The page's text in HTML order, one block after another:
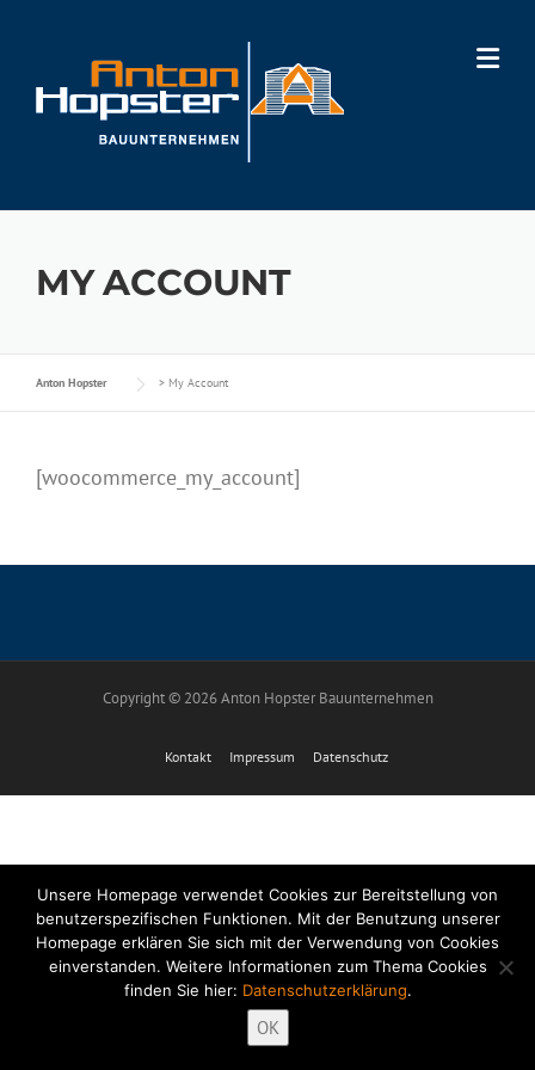
content
MY ACCOUNT
Anton Hopster > My Account
[woocommerce_my_account]
Copyright © 2026 Anton Hopster Bauunternehmen
Kontakt Impressum Datenschutz
Unsere Homepage verwendet Cookies zur Bereitstellung von
benutzerspezifischen Funktionen. Mit der Benutzung unserer
Homepage erklären Sie sich mit der Verwendung von Cookies
einverstanden. Weitere Informationen zum Thema Cookies
finden Sie hier: Datenschutzerklärung.
OK